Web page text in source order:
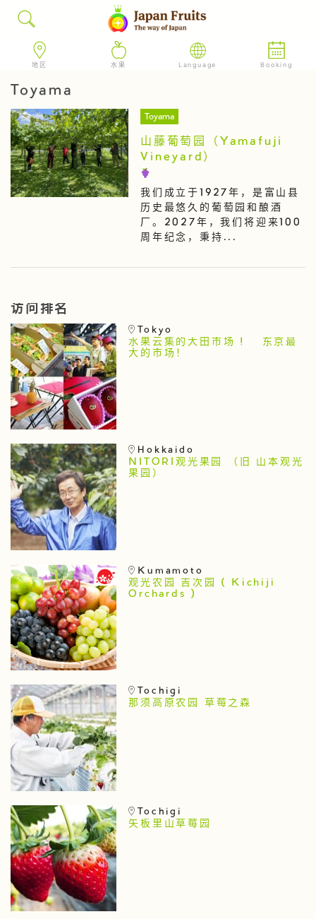
地区 水果 Language Booking
Toyama
Toyama
山藤葡萄园（Yamafuji
Vineyard）
我们成立于1927年，是富山县
历史最悠久的葡萄园和酿酒
厂。2027年，我们将迎来100
周年纪念，秉持...
访问排名
Tokyo
水果云集的大田市场 ! 东京最
大的市场！
Hokkaido
NITORI观光果园 （旧 山本观光
果园）
Kumamoto
观光农园 吉次园 ( Kichiji
Orchards )
Tochigi
那须高原农园 草莓之森
Tochigi
矢板里山草莓园